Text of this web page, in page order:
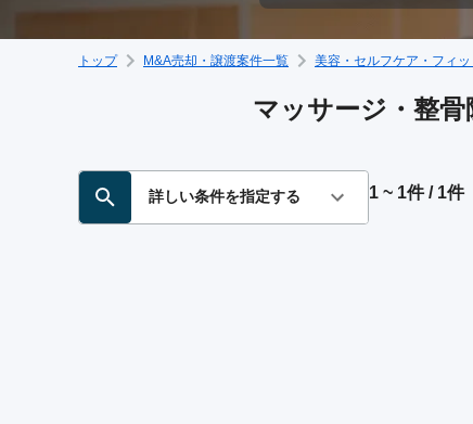
トップ M&A売却・譲渡案件一覧 美容・セルフケア・フィッ
マッサージ・整
詳しい条件を指定する 1 ~ 1件 / 1件